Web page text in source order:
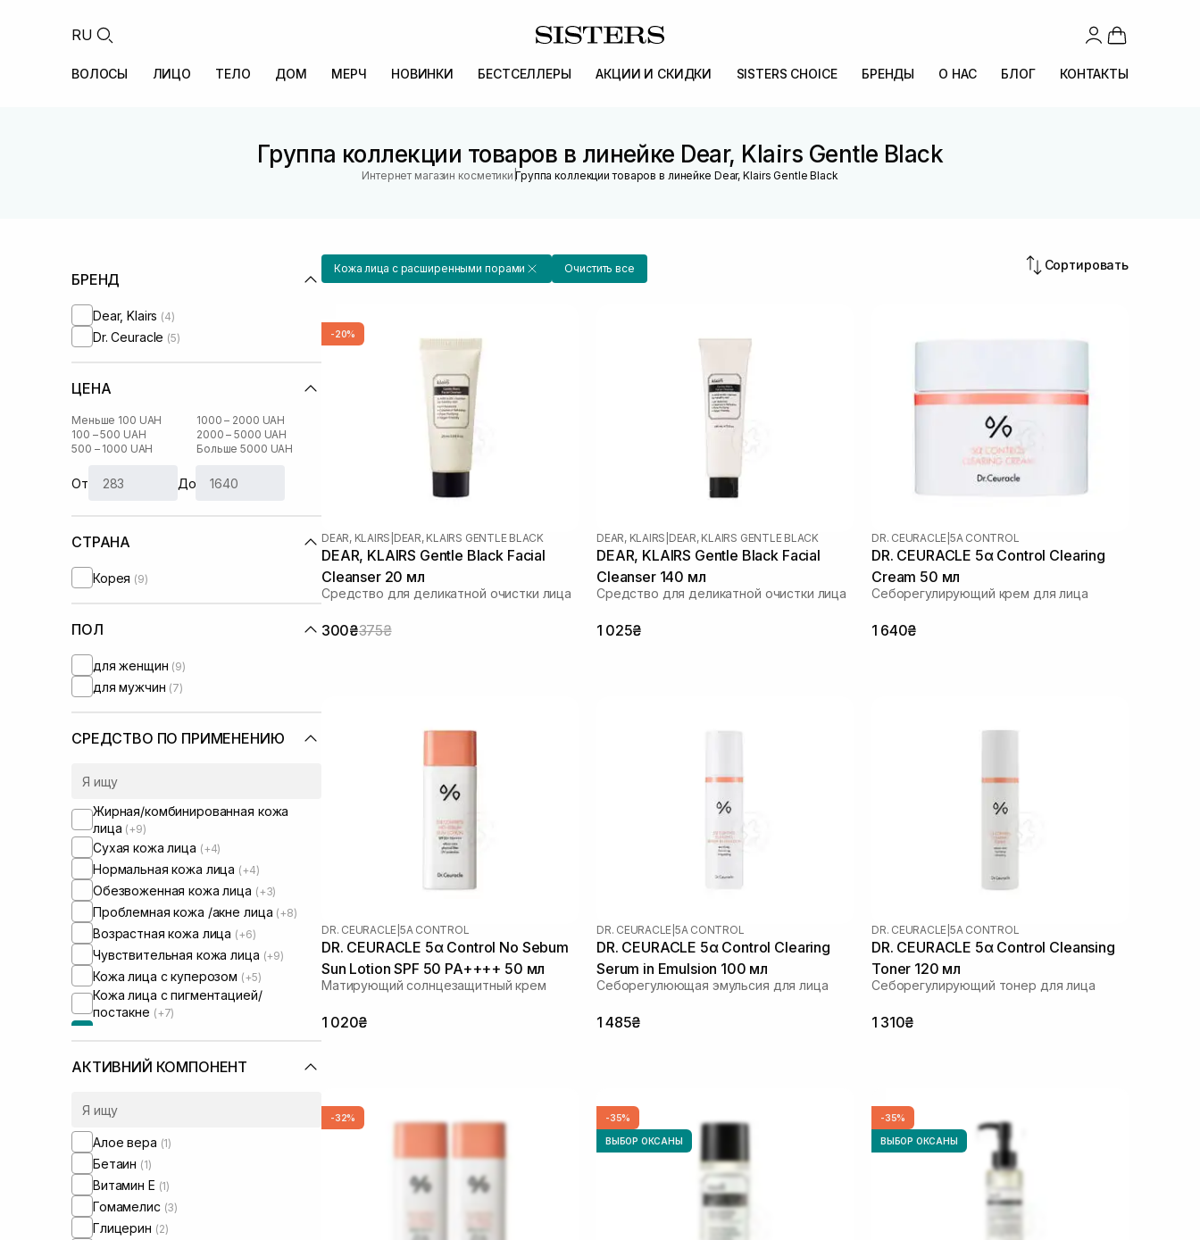
RU
ВОЛОСЫ ЛИЦО ТЕЛО ДОМ МЕРЧ НОВИНКИ БЕСТСЕЛЛЕРЫ АКЦИИ И СКИДКИ SISTERS CHOICE БРЕНДЫ О НАС БЛОГ КОНТАКТЫ
Группа коллекции товаров в линейке Dear, Klairs Gentle Black
Интернет магазин косметики |Группа коллекции товаров в линейке Dear, Klairs Gentle Black
БРЕНД
Dear, Klairs (4)
Dr. Ceuracle (5)
ЦЕНА
Меньше 100 UAH
100 – 500 UAH
500 – 1000 UAH
1000 – 2000 UAH
2000 – 5000 UAH
Больше 5000 UAH
От До
СТРАНА
Корея (9)
ПОЛ
для женщин (9)
для мужчин (7)
СРЕДСТВО ПО ПРИМЕНЕНИЮ
Жирная/комбинированная кожа
лица (+9)
Сухая кожа лица (+4)
Нормальная кожа лица (+4)
Обезвоженная кожа лица (+3)
Проблемная кожа /акне лица (+8)
Возрастная кожа лица (+6)
Чувствительная кожа лица (+9)
Кожа лица с куперозом (+5)
Кожа лица с пигментацией/
постакне (+7)
барьером(+6)
АКТИВНИЙ КОМПОНЕНТ
Алое вера (1)
Бетаин (1)
Витамин Е (1)
Гомамелис (3)
Глицерин (2)
Кожа лица с расширенными порами Очистить все Сортировать
-20%
DEAR, KLAIRS DEAR, KLAIRS GENTLE BLACK
DEAR, KLAIRS Gentle Black Facial
Cleanser 20 мл
Средство для деликатной очистки лица
300₴375₴
DEAR, KLAIRS DEAR, KLAIRS GENTLE BLACK
DEAR, KLAIRS Gentle Black Facial
Cleanser 140 мл
Средство для деликатной очистки лица
1 025₴
DR. CEURACLE 5Α CONTROL
DR. CEURACLE 5α Control Clearing
Cream 50 мл
Себорегулирующий крем для лица
1 640₴
DR. CEURACLE 5Α CONTROL
DR. CEURACLE 5α Control No Sebum
Sun Lotion SPF 50 PA++++ 50 мл
Матирующий солнцезащитный крем
1 020₴
DR. CEURACLE 5Α CONTROL
DR. CEURACLE 5α Control Clearing
Serum in Emulsion 100 мл
Себорегулюющая эмульсия для лица
1 485₴
DR. CEURACLE 5Α CONTROL
DR. CEURACLE 5α Control Cleansing
Toner 120 мл
Себорегулирующий тонер для лица
1 310₴
-32% -35%
ВЫБОР ОКСАНЫ
-35%
ВЫБОР ОКСАНЫ